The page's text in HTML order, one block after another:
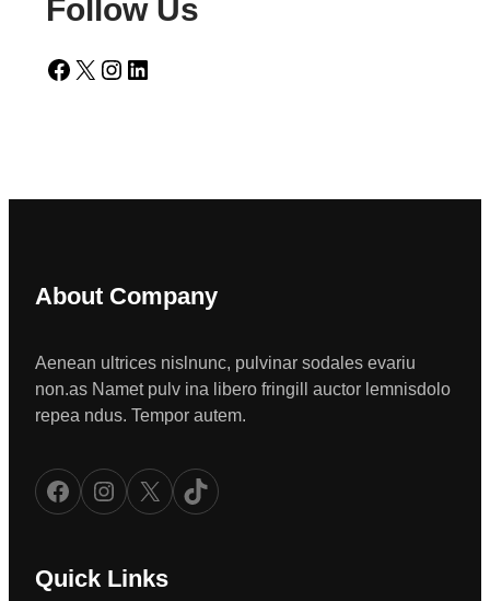
Follow Us
Facebook X Instagram LinkedIn
About Company
Aenean ultrices nislnunc, pulvinar sodales evariu
non.as Namet pulv ina libero fringill auctor lemnisdolo
repea ndus. Tempor autem.
Facebook Instagram X TikTok
Quick Links